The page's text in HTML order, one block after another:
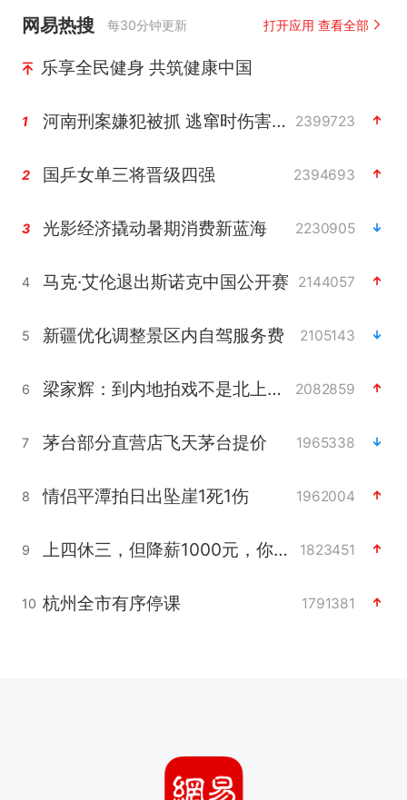
网易热搜 每30分钟更新 打开应用 查看全部
乐享全民健身 共筑健康中国
1 河南刑案嫌犯被抓 逃窜时伤害多人 2399723
2 国乒女单三将晋级四强 2394693
3 光影经济撬动暑期消费新蓝海 2230905
4 马克·艾伦退出斯诺克中国公开赛 2144057
5 新疆优化调整景区内自驾服务费 2105143
6 梁家辉：到内地拍戏不是北上是回归 2082859
7 茅台部分直营店飞天茅台提价 1965338
8 情侣平潭拍日出坠崖1死1伤 1962004
9 上四休三，但降薪1000元，你接受吗？ 1823451
10 杭州全市有序停课 1791381